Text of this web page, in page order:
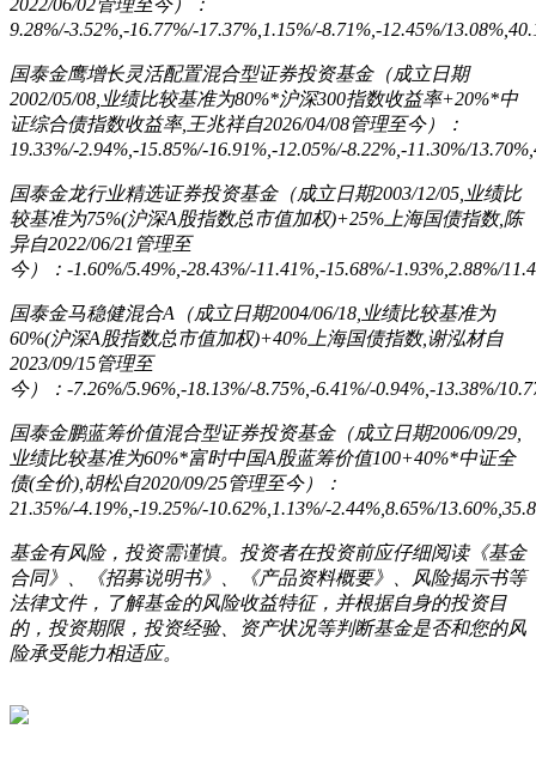
2022/06/02管理至今）：
9.28%/-3.52%,-16.77%/-17.37%,1.15%/-8.71%,-12.45%/
国泰金鹰增长灵活配置混合型证券投资基金（成立日期
2002/05/08,业绩比较基准为80%*沪深300指数收益率+20%*中
证综合债指数收益率,王兆祥自2026/04/08管理至今）：
19.33%/-2.94%,-15.85%/-16.91%,-12.05%/-8.22%,-11.30%/
国泰金龙行业精选证券投资基金（成立日期2003/12/05,业绩比
较基准为75%(沪深A股指数总市值加权)+25%上海国债指数,陈
异自2022/06/21管理至
今）：-1.60%/5.49%,-28.43%/-11.41%,-15.68%/-1.93%,2.88%/
国泰金马稳健混合A（成立日期2004/06/18,业绩比较基准为
60%(沪深A股指数总市值加权)+40%上海国债指数,谢泓材自
2023/09/15管理至
今）：-7.26%/5.96%,-18.13%/-8.75%,-6.41%/-0.94%,-13.38%/
国泰金鹏蓝筹价值混合型证券投资基金（成立日期2006/09/29,
业绩比较基准为60%*富时中国A股蓝筹价值100+40%*中证全
债(全价),胡松自2020/09/25管理至今）：
21.35%/-4.19%,-19.25%/-10.62%,1.13%/-2.44%,8.65%/
基金有风险，投资需谨慎。投资者在投资前应仔细阅读《基金
合同》、《招募说明书》、《产品资料概要》、风险揭示书等
法律文件，了解基金的风险收益特征，并根据自身的投资目
的，投资期限，投资经验、资产状况等判断基金是否和您的风
险承受能力相适应。